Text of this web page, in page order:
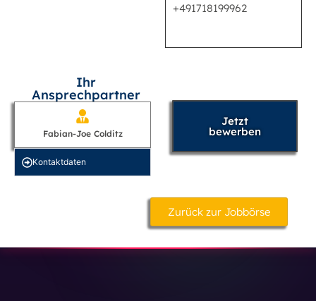
+491718199962
Ihr
Ansprechpartner
Fabian-Joe Colditz
Kontakt­daten
Jetzt
bewerben
Zurück zur Jobbörse